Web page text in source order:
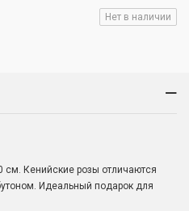
Нет в наличии
см. Кенийские розы отличаются
Идеальный подарок для